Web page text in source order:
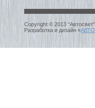
Copyright © 2013 “Автосвет”.
Разработка и дизайн «